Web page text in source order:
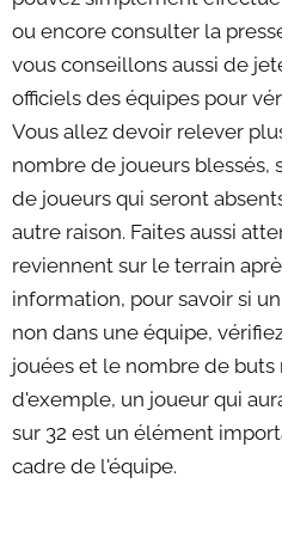
ou encore consulter la
vous conseillons aussi de
officiels des équipes pour
Vous allez devoir relever
nombre de joueurs blessés,
de joueurs qui seront
autre raison. Faites aussi
reviennent sur le terrain
information, pour savoir si
non dans une équipe,
jouées et le nombre de buts
d'exemple, un joueur qui
sur 32 est un élément
cadre de l'équipe.